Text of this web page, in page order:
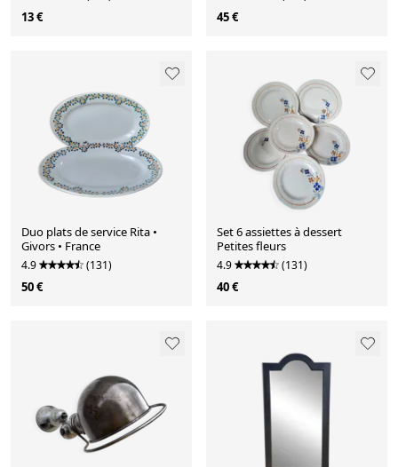
13 € 45 €
Duo plats de service Rita •
Givors • France
4.9 (131)
50 €
Set 6 assiettes à dessert
Petites fleurs
4.9 (131)
40 €